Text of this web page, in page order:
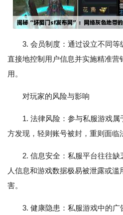
3. 会员制度：通过设立不同
直接地控制用户信息并实施精准营
用。
对玩家的风险与影响
1. 法律风险：参与私服游戏
方发现，轻则账号被封，重则面临
2. 信息安全：私服平台往往
人信息和游戏数据极易被泄露或
害。
3. 健康隐患：私服游戏中的